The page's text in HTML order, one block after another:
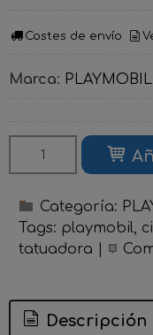
Costes de envío
Marca: PLAYMOBIL
Categoría:
Tags: playmobil
tatuadora
Descripción